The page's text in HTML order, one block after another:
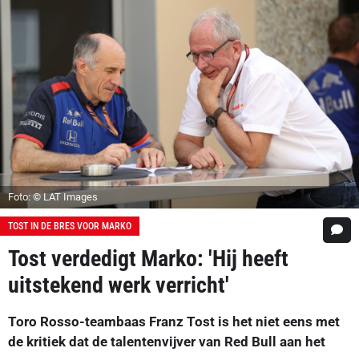
Foto: © LAT Images
TOST IN DE BRES VOOR MARKO
Tost verdedigt Marko: 'Hij heeft
uitstekend werk verricht'
Toro Rosso-teambaas Franz Tost is het niet eens met
de kritiek dat de talentenvijver van Red Bull aan het